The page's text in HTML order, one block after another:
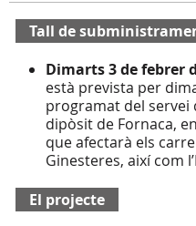
Tall de
Dimarts 3 de febrer
està prevista per
programat del servei
dipòsit de Fornaca,
que afectarà els
Ginesteres, així com
El projecte